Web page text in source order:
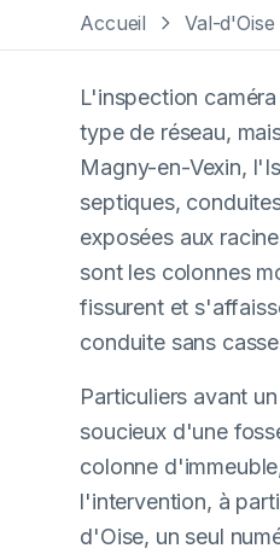
Accueil Val-d'Oise
L'inspection
type de réseau,
Magny-en-Vexin,
septiques,
exposées aux
sont les colonnes
fissurent et
conduite sans
Particuliers avant
soucieux d'une
colonne
l'intervention, à
d'Oise, un seul